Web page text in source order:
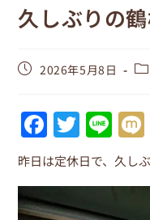
久しぶりの
2026年5月8日
F
a
c
e
T
w
itt
er
Li
n
e
昨日は定休日で、久し